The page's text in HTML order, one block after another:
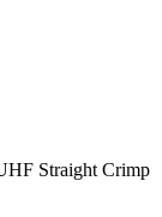
Straight Crimp